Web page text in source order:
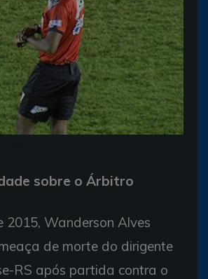
sobre o Árbitro
2015, Wanderson Alves
de morte do dirigente
RS após partida contra o